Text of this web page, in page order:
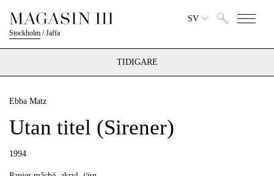
Stockholm /Jaffa
SV
TIDIGARE
Ebba Matz
Utan titel (Sirener)
1994